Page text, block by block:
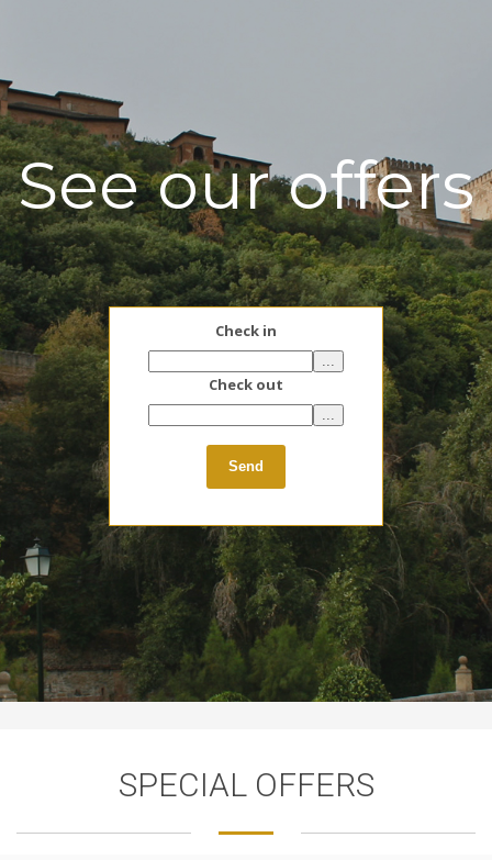
See our offers
Check in
Check out
SPECIAL OFFERS